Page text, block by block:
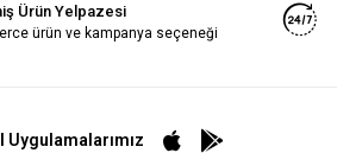
Ürün Yelpazesi
ürün ve kampanya seçeneği
Uygulamalarımız